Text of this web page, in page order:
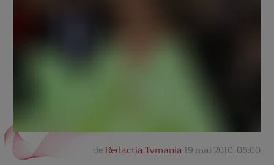
deRedactia Tvmania 19 mai 2010, 06:00